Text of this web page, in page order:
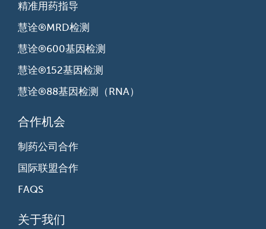
精准用药指导
慧诠®MRD检测
慧诠®600基因检测
慧诠®152基因检测
慧诠®88基因检测（RNA）
合作机会
制药公司合作
国际联盟合作
FAQS
关于我们